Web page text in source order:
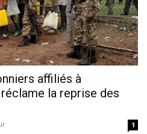
affiliés à
réclame la reprise des
1